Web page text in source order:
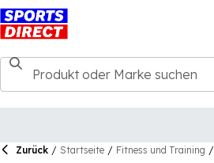
Zurück / Startseite / Fitness und Training /